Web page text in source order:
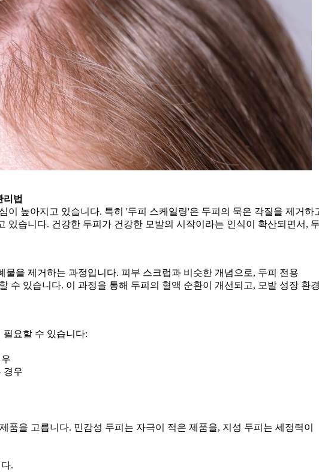
리법
이 높아지고 있습니다. 특히 '두피 스케일링'은 두피의 묵은 각질을 제거하
있습니다. 건강한 두피가 건강한 모발의 시작이라는 인식이 확산되면서,
물을 제거하는 과정입니다. 피부 스크럽과 비슷한 개념으로, 두피 전용
수 있습니다. 이 과정을 통해 두피의 혈액 순환이 개선되고, 모발 성장 환경
요할 수 있습니다:
경우
품을 고릅니다. 민감성 두피는 자극이 적은 제품을, 지성 두피는 세정력이
.